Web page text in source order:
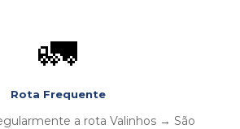
🚛
Rota Frequente
a rota Valinhos → São